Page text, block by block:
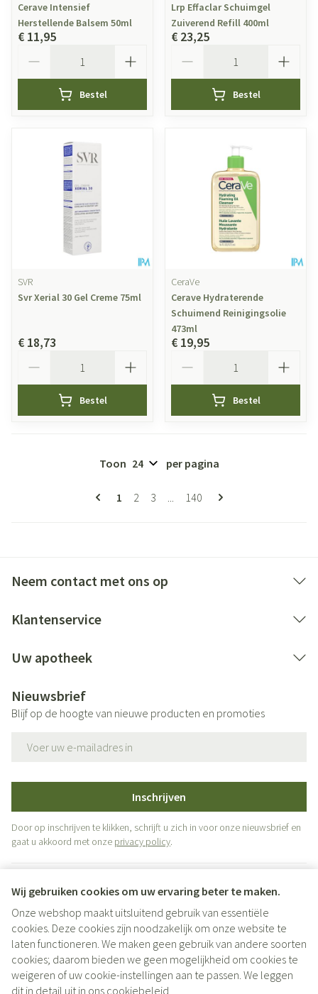
Wij gebruiken cookies om uw ervaring beter te maken.
Onze webshop maakt uitsluitend gebruik van essentiële
cookies. Deze cookies zijn noodzakelijk om onze website te
laten functioneren. We maken geen gebruik van andere soorten
cookies; daarom bieden we geen mogelijkheid om cookies te
weigeren of uw cookie-instellingen aan te passen. We leggen
dit in detail uit in ons cookiebeleid
Cerave Intensief
Herstellende Balsem 50ml
€ 11,95
Bestel
Lrp Effaclar Schuimgel
Zuiverend Refill 400ml
€ 23,25
Bestel
SVR
Svr Xerial 30 Gel Creme 75ml
€ 18,73
Bestel
CeraVe
Cerave Hydraterende
Schuimend Reinigingsolie
473ml
€ 19,95
Bestel
Pagina's
U lees momenteel pagina
1 Pagina
2 Pagina
3 ... Pagina
140
Toon per pagina
Neem contact met ons op
Klantenservice
Uw apotheek
Nieuwsbrief
Blijf op de hoogte van nieuwe producten en promoties
Inschrijven
Door op inschrijven te klikken, schrijft u zich in voor onze nieuwsbrief en
gaat u akkoord met onze privacy policy.
Juridische links